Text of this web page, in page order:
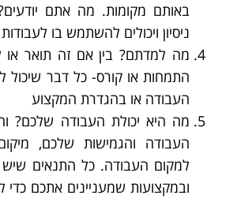
באותם מקומות. מה אתם
ניסיון ויכולים להשתמש בו
מה למדתם? בין אם זה תואר או
התמחות או קורס- כל דבר שיכול
העבודה או בהגדרת המקצוע
מה היא יכולת העבודה שלכם?
העבודה והגמישות שלכם,
למקום העבודה. כל התנאים שיש
ובמקצועות שמעניינים אתכם